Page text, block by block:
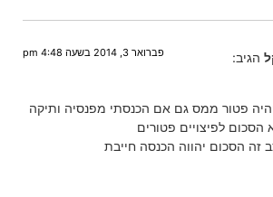
הגיב: פברואר 3, 2014 בשעה 4:48 pm
פטור ממס גם אם הכנסתי מפנסיה ותיקה
הסכום לפיצויים פטורים
זה הסכום יהווה הכנסה חייבת